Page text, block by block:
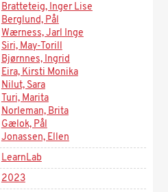
Bratteteig, Inger Lise
Berglund, Pål
Wærness, Jarl Inge
Siri, May-Torill
Bjørnnes, Ingrid
Eira, Kirsti Monika
Nilut, Sara
Turi, Marita
Norleman, Brita
Gælok, Pål
Jonassen, Ellen
LearnLab
2023